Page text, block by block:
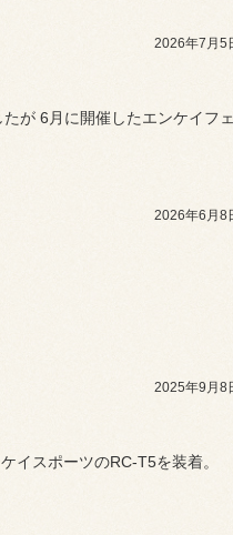
2026年7月5
2026年6月8
2025年9月8
イスポーツのRC-T5を装着。